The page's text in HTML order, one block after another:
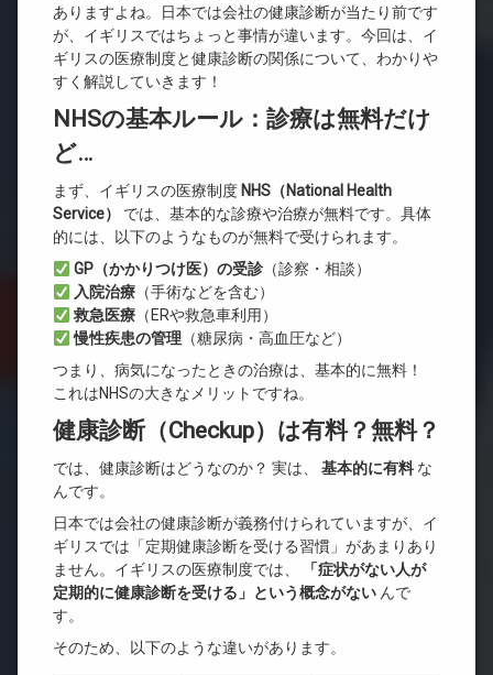
ありますよね。日本では会社の健康診断が当たり前です
が、イギリスではちょっと事情が違います。今回は、イ
ギリスの医療制度と健康診断の関係について、わかりや
すく解説していきます！
NHSの基本ルール：診療は無料だけ
ど…
まず、イギリスの医療制度 NHS （National Health
Service）
では、基本的な診療や治療が無料です。具体
的には、以下のようなものが無料で受けられます。
GP（かかりつけ医）の受診（診察・相談）
入院治療（手術などを含む）
救急医療（ERや救急車利用）
慢性疾患の管理（糖尿病・高血圧など）
つまり、病気になったときの治療は、基本的に無料！
これはNHSの大きなメリットですね。
健康診断（Checkup）は有料？無料？
では、健康診断はどうなのか？ 実は、 基本的に有料 な
んです。
日本では会社の健康診断が義務付けられていますが、イ
ギリスでは「定期健康診断を受ける習慣」があまりあり
ません。イギリスの医療制度では、
「症状がない人が
定期的に健康診断を受ける」という概念がない んで
す。
そのため、以下のような違いがあります。